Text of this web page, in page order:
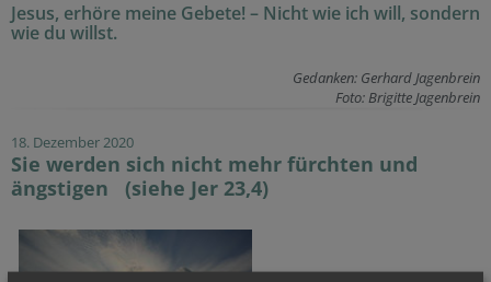
Jesus, erhöre meine Gebete! – Nicht wie ich will, sondern
wie du willst.
Gedanken: Gerhard Jagenbrein
Foto: Brigitte Jagenbrein
18. Dezember 2020
Sie werden sich nicht mehr fürchten und
ängstigen (siehe Jer 23,4)